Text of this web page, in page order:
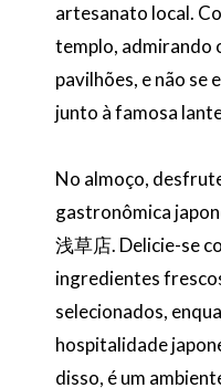
artesanato local.
templo, admirando
pavilhões, e não se
junto à famosa
No almoço,
gastronômica
浅草店. Delicie-se
ingredientes
selecionados,
hospitalidade
disso, é um